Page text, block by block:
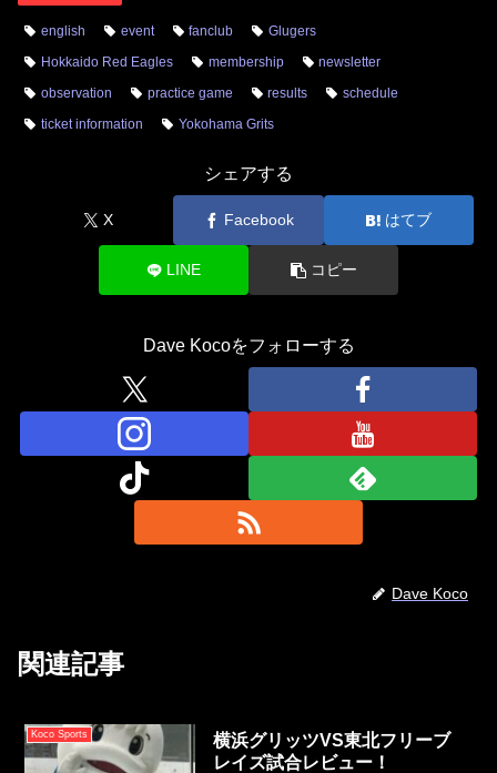
english event fanclub
Glugers
Hokkaido Red Eagles
membership
newsletter
observation
practice game results
schedule
ticket information
Yokohama Grits
シェアする
X Facebook はてブ
LINE コピー
Dave Kocoをフォローする
Dave Koco
関連記事
Koco Sports
横浜グリッツVS東北フリーブ
レイズ試合レビュー！